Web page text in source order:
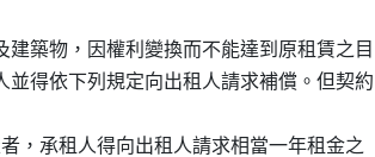
建築物，因權利變換而不能達到原租賃之目
並得依下列規定向出租人請求補償。但契約
，承租人得向出租人請求相當一年租金之